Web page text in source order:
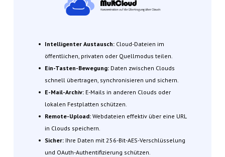
Intelligenter Austausch: Cloud-Dateien im
öffentlichen, privaten oder Quellmodus teilen.
Ein-Tasten-Bewegung: Daten zwischen Clouds
schnell übertragen, synchronisieren und sichern.
E-Mail-Archiv: E-Mails in anderen Clouds oder
lokalen Festplatten schützen.
Remote-Upload: Webdateien effektiv über eine URL
in Clouds speichern.
Sicher: Ihre Daten mit 256-Bit-AES-Verschlüsselung
und OAuth-Authentifizierung schützen.